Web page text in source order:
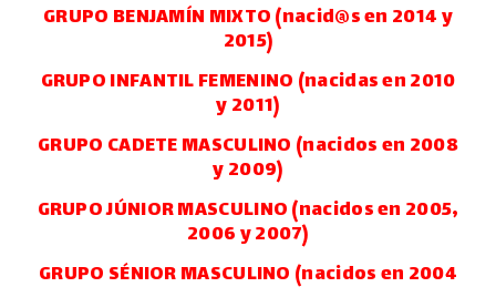
GRUPO BENJAMÍN MIXTO (nacid@s en 2014 y
2015)
GRUPO INFANTIL FEMENINO (nacidas en 2010
y 2011)
GRUPO CADETE MASCULINO (nacidos en 2008
y 2009)
GRUPO JÚNIOR MASCULINO (nacidos en 2005,
2006 y 2007)
GRUPO SÉNIOR MASCULINO (nacidos en 2004